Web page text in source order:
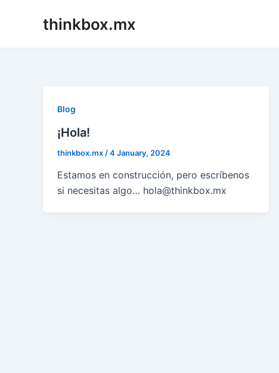
thinkbox.mx
Blog
¡Hola!
thinkbox.mx /4 January, 2024
Estamos en construcción, pero escríbenos
si necesitas algo… hola@thinkbox.mx